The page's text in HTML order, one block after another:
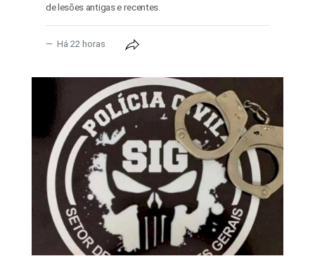
de lesões antigas e recentes.
Há 22 horas